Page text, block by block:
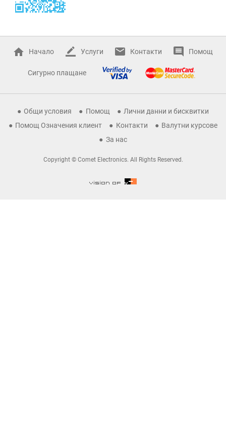
Начало Услуги Контакти Помощ
Сигурно плащане
Общи условия Помощ
Лични данни и бисквитки
Помощ Означения клиент
Контакти
Валутни курсове
За нас
Copyright © Comet Electronics. All Rights Reserved.